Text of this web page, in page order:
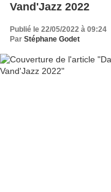
Vand'Jazz 2022
Publié le 22/05/2022 à 09:24
Par Stéphane Godet